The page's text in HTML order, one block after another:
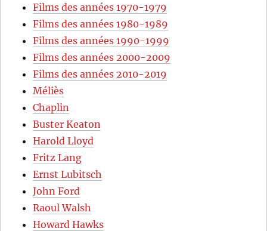
Films des années 1970-1979
Films des années 1980-1989
Films des années 1990-1999
Films des années 2000-2009
Films des années 2010-2019
Méliès
Chaplin
Buster Keaton
Harold Lloyd
Fritz Lang
Ernst Lubitsch
John Ford
Raoul Walsh
Howard Hawks